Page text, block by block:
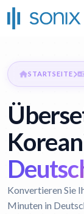
STARTSEITE
Konvertieren Sie
Minuten in